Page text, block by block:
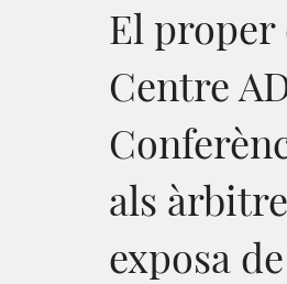
El proper
Centre
als
exposa